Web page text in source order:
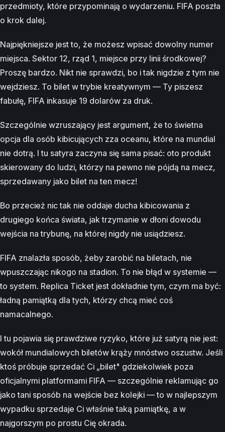
przedmioty, które przypominają o wydarzeniu. FIFA poszła
o krok dalej.
Najpiękniejsze jest to, że możesz wpisać dowolny numer
miejsca. Sektor 12, rząd 1, miejsce przy linii środkowej?
Proszę bardzo. Nikt nie sprawdzi, bo i tak nigdzie z tym nie
wejdziesz. To bilet w trybie kreatywnym — Ty piszesz
fabułę, FIFA inkasuje 19 dolarów za druk.
Szczególnie wzruszający jest argument, że to świetna
opcja dla osób kibicujących zza oceanu, które na mundial
nie dotrą. I tu satyra zaczyna się sama pisać: oto produkt
skierowany do ludzi, którzy na pewno nie pójdą na mecz,
sprzedawany jako bilet na ten mecz!
Bo przecież nic tak nie oddaje ducha kibicowania z
drugiego końca świata, jak trzymanie w dłoni dowodu
wejścia na trybunę, na której nigdy nie usiądziesz.
FIFA znalazła sposób, żeby zarobić na biletach, nie
wpuszczając nikogo na stadion. To nie błąd w systemie —
to system. Replica Ticket jest dokładnie tym, czym ma być:
ładną pamiątką dla tych, którzy chcą mieć coś
namacalnego.
I tu pojawia się prawdziwe ryzyko, które już satyrą nie jest:
wokół mundialowych biletów krąży mnóstwo oszustw. Jeśli
ktoś próbuje sprzedać Ci „bilet" gdziekolwiek poza
oficjalnymi platformami FIFA — szczególnie reklamując go
jako tani sposób na wejście bez kolejki — to w najlepszym
wypadku sprzedaje Ci właśnie taką pamiątkę, a w
najgorszym po prostu Cię okrada.